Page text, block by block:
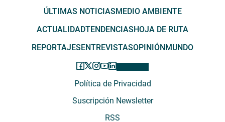
ÚLTIMAS NOTICIAS MEDIO AMBIENTE
ACTUALIDADTENDENCIAS HOJA DE RUTA
REPORTAJES ENTREVISTASOPINIÓN MUNDO
Política de Privacidad
Suscripción Newsletter
RSS